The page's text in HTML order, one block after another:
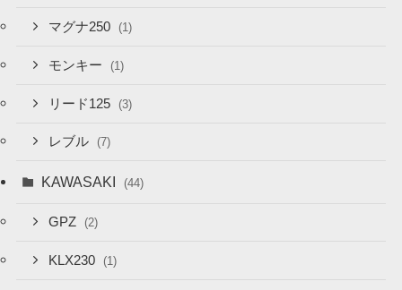
マグナ250 (1)
モンキー (1)
リード125 (3)
レブル (7)
KAWASAKI (44)
GPZ (2)
KLX230 (1)